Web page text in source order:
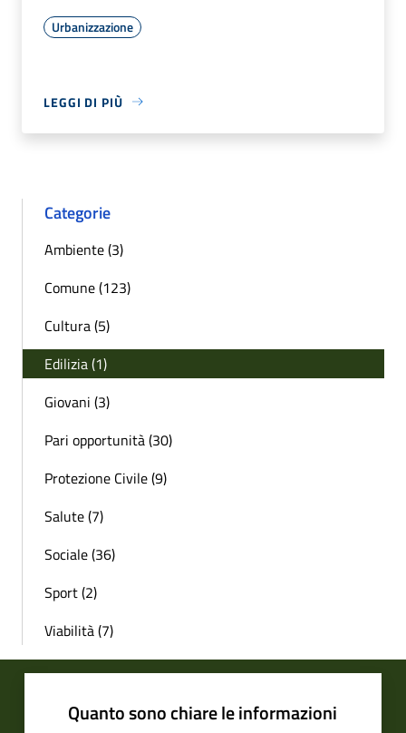
Urbanizzazione
LEGGI DI PIÙ
Categorie
Ambiente (3)
Comune (123)
Cultura (5)
Edilizia (1)
Giovani (3)
Pari opportunità (30)
Protezione Civile (9)
Salute (7)
Sociale (36)
Sport (2)
Viabilità (7)
Quanto sono chiare le informazioni